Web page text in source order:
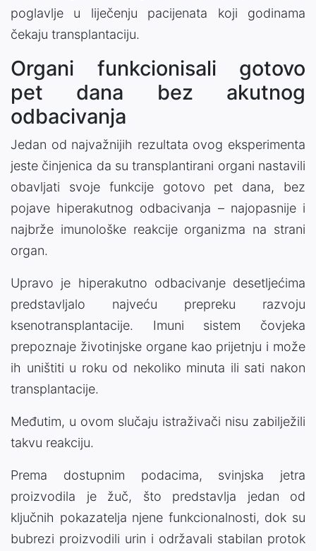
poglavlje u liječenju pacijenata koji godinama
čekaju transplantaciju.
Organi funkcionisali gotovo
pet dana bez akutnog
odbacivanja
Jedan od najvažnijih rezultata ovog eksperimenta
jeste činjenica da su transplantirani organi nastavili
obavljati svoje funkcije gotovo pet dana, bez
pojave hiperakutnog odbacivanja – najopasnije i
najbrže imunološke reakcije organizma na strani
organ.
Upravo je hiperakutno odbacivanje desetljećima
predstavljalo najveću prepreku razvoju
ksenotransplantacije. Imuni sistem čovjeka
prepoznaje životinjske organe kao prijetnju i može
ih uništiti u roku od nekoliko minuta ili sati nakon
transplantacije.
Međutim, u ovom slučaju istraživači nisu zabilježili
takvu reakciju.
Prema dostupnim podacima, svinjska jetra
proizvodila je žuč, što predstavlja jedan od
ključnih pokazatelja njene funkcionalnosti, dok su
bubrezi proizvodili urin i održavali stabilan protok